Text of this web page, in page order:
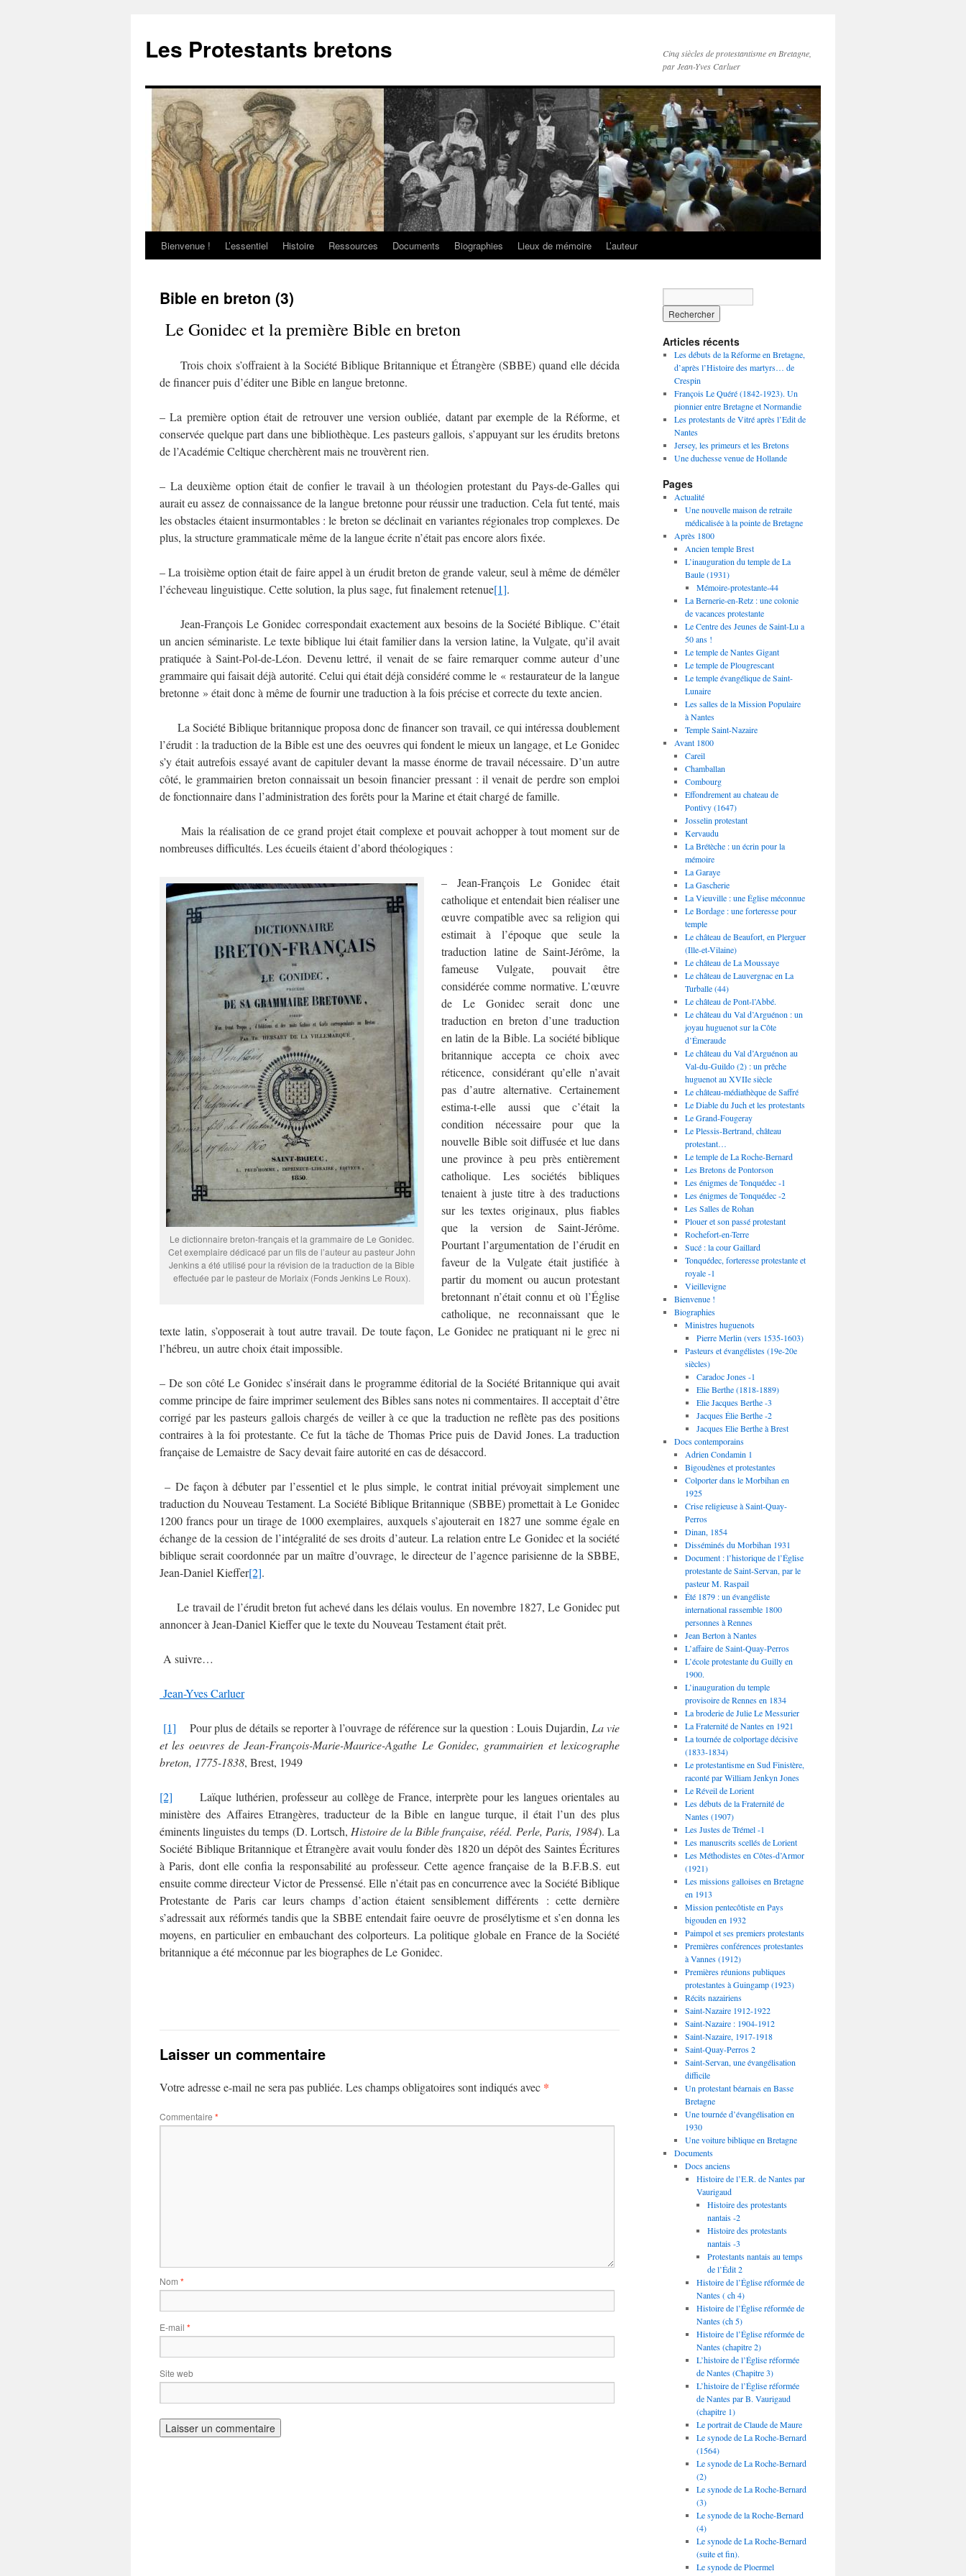
contenu
Les Protestants bretons
Cinq siècles de protestantisme en Bretagne,
par Jean-Yves Carluer
Bienvenue ! L’essentiel Histoire Ressources Documents Biographies Lieux de mémoire L’auteur
Bible en breton (3)
Le Gonidec et la première Bible en breton
Trois choix s’offraient à la Société Biblique Britannique et Étrangère (SBBE) quand elle décida
de financer puis d’éditer une Bible en langue bretonne.
– La première option était de retrouver une version oubliée, datant par exemple de la Réforme, et
conservée quelque part dans une bibliothèque. Les pasteurs gallois, s’appuyant sur les érudits bretons
de l’Académie Celtique cherchèrent mais ne trouvèrent rien.
– La deuxième option était de confier le travail à un théologien protestant du Pays-de-Galles qui
aurait eu assez de connaissance de la langue bretonne pour réussir une traduction. Cela fut tenté, mais
les obstacles étaient insurmontables : le breton se déclinait en variantes régionales trop complexes. De
plus, la structure grammaticale même de la langue écrite n’était pas encore alors fixée.
– La troisième option était de faire appel à un érudit breton de grande valeur, seul à même de démêler
l’écheveau linguistique. Cette solution, la plus sage, fut finalement retenue[1].
Jean-François Le Gonidec correspondait exactement aux besoins de la Société Biblique. C’était
un ancien séminariste. Le texte biblique lui était familier dans la version latine, la Vulgate, qu’il avait
pratiquée à Saint-Pol-de-Léon. Devenu lettré, il venait de se faire remarquer comme auteur d’une
grammaire qui faisait déjà autorité. Celui qui était déjà considéré comme le « restaurateur de la langue
bretonne » était donc à même de fournir une traduction à la fois précise et correcte du texte ancien.
La Société Biblique britannique proposa donc de financer son travail, ce qui intéressa doublement
l’érudit : la traduction de la Bible est une des oeuvres qui fondent le mieux un langage, et Le Gonidec
s’y était autrefois essayé avant de capituler devant la masse énorme de travail nécessaire. D’un autre
côté, le grammairien breton connaissait un besoin financier pressant : il venait de perdre son emploi
de fonctionnaire dans l’administration des forêts pour la Marine et était chargé de famille.
Mais la réalisation de ce grand projet était complexe et pouvait achopper à tout moment sur de
nombreuses difficultés. Les écueils étaient d’abord théologiques :
Le dictionnaire breton-français et la grammaire de Le Gonidec.
Cet exemplaire dédicacé par un fils de l’auteur au pasteur John
Jenkins a été utilisé pour la révision de la traduction de la Bible
effectuée par le pasteur de Morlaix (Fonds Jenkins Le Roux).
– Jean-François Le Gonidec était
catholique et entendait bien réaliser une
œuvre compatible avec sa religion qui
estimait à l’époque que seule la
traduction latine de Saint-Jérôme, la
fameuse Vulgate, pouvait être
considérée comme normative. L’œuvre
de Le Gonidec serait donc une
traduction en breton d’une traduction
en latin de la Bible. La société biblique
britannique accepta ce choix avec
réticence, considérant qu’elle n’avait
pas d’autre alternative. Certainement
estima-t-elle aussi que c’était la
condition nécessaire pour que la
nouvelle Bible soit diffusée et lue dans
une province à peu près entièrement
catholique. Les sociétés bibliques
tenaient à juste titre à des traductions
sur les textes originaux, plus fiables
que la version de Saint-Jérôme.
Pourtant l’argumentation de l’érudit en
faveur de la Vulgate était justifiée à
partir du moment ou aucun protestant
bretonnant n’était connu et où l’Église
catholique, ne reconnaissant que le
texte latin, s’opposerait à tout autre travail. De toute façon, Le Gonidec ne pratiquant ni le grec ni
l’hébreu, un autre choix était impossible.
– De son côté Le Gonidec s’insérait dans le programme éditorial de la Société Britannique qui avait
comme principe de faire imprimer seulement des Bibles sans notes ni commentaires. Il acceptait d’être
corrigé par les pasteurs gallois chargés de veiller à ce que la traduction ne reflète pas des positions
contraires à la foi protestante. Ce fut la tâche de Thomas Price puis de David Jones. La traduction
française de Lemaistre de Sacy devait faire autorité en cas de désaccord.
– De façon à débuter par l’essentiel et le plus simple, le contrat initial prévoyait simplement une
traduction du Nouveau Testament. La Société Biblique Britannique (SBBE) promettait à Le Gonidec
1200 francs pour un tirage de 1000 exemplaires, auxquels s’ajouterait en 1827 une somme égale en
échange de la cession de l’intégralité de ses droits d’auteur. La relation entre Le Gonidec et la société
biblique serait coordonnée par un maître d’ouvrage, le directeur de l’agence parisienne de la SBBE,
Jean-Daniel Kieffer[2].
Le travail de l’érudit breton fut achevé dans les délais voulus. En novembre 1827, Le Gonidec put
annoncer à Jean-Daniel Kieffer que le texte du Nouveau Testament était prêt.
A suivre…
Jean-Yves Carluer
[1] Pour plus de détails se reporter à l’ouvrage de référence sur la question : Louis Dujardin, La vie
et les oeuvres de Jean-François-Marie-Maurice-Agathe Le Gonidec, grammairien et lexicographe
breton, 1775-1838, Brest, 1949
[2] Laïque luthérien, professeur au collège de France, interprète pour les langues orientales au
ministère des Affaires Etrangères, traducteur de la Bible en langue turque, il était l’un des plus
éminents linguistes du temps (D. Lortsch, Histoire de la Bible française, rééd. Perle, Paris, 1984). La
Société Biblique Britannique et Étrangère avait voulu fonder dès 1820 un dépôt des Saintes Écritures
à Paris, dont elle confia la responsabilité au professeur. Cette agence française de la B.F.B.S. eut
ensuite comme directeur Victor de Pressensé. Elle n’était pas en concurrence avec la Société Biblique
Protestante de Paris car leurs champs d’action étaient sensiblement différents : cette dernière
s’adressait aux réformés tandis que la SBBE entendait faire oeuvre de prosélytisme et s’en donna les
moyens, en particulier en embauchant des colporteurs. La politique globale en France de la Société
britannique a été méconnue par les biographes de Le Gonidec.
Laisser un commentaire
Votre adresse e-mail ne sera pas publiée. Les champs obligatoires sont indiqués avec *
Commentaire *
Nom *
E-mail *
Site web
Articles récents
Les débuts de la Réforme en Bretagne,
d’après l’Histoire des martyrs… de
Crespin
François Le Quéré (1842-1923). Un
pionnier entre Bretagne et Normandie
Les protestants de Vitré après l’Edit de
Nantes
Jersey, les primeurs et les Bretons
Une duchesse venue de Hollande
Pages
Actualité
Une nouvelle maison de retraite
médicalisée à la pointe de Bretagne
Après 1800
Ancien temple Brest
L’inauguration du temple de La
Baule (1931)
Mémoire-protestante-44
La Bernerie-en-Retz : une colonie
de vacances protestante
Le Centre des Jeunes de Saint-Lu a
50 ans !
Le temple de Nantes Gigant
Le temple de Plougrescant
Le temple évangélique de Saint-
Lunaire
Les salles de la Mission Populaire
à Nantes
Temple Saint-Nazaire
Avant 1800
Careil
Chamballan
Combourg
Effondrement au chateau de
Pontivy (1647)
Josselin protestant
Kervaudu
La Brétèche : un écrin pour la
mémoire
La Garaye
La Gascherie
La Vieuville : une Église méconnue
Le Bordage : une forteresse pour
temple
Le château de Beaufort, en Plerguer
(Ille-et-Vilaine)
Le château de La Moussaye
Le château de Lauvergnac en La
Turballe (44)
Le château de Pont-l’Abbé.
Le château du Val d’Arguénon : un
joyau huguenot sur la Côte
d’Émeraude
Le château du Val d’Arguénon au
Val-du-Guildo (2) : un prêche
huguenot au XVIIe siècle
Le château-médiathèque de Saffré
Le Diable du Juch et les protestants
Le Grand-Fougeray
Le Plessis-Bertrand, château
protestant…
Le temple de La Roche-Bernard
Les Bretons de Pontorson
Les énigmes de Tonquédec -1
Les énigmes de Tonquédec -2
Les Salles de Rohan
Plouer et son passé protestant
Rochefort-en-Terre
Sucé : la cour Gaillard
Tonquédec, forteresse protestante et
royale -1
Vieillevigne
Bienvenue !
Biographies
Ministres huguenots
Pierre Merlin (vers 1535-1603)
Pasteurs et évangélistes (19e-20e
siècles)
Caradoc Jones -1
Elie Berthe (1818-1889)
Elie Jacques Berthe -3
Jacques Élie Berthe -2
Jacques Elie Berthe à Brest
Docs contemporains
Adrien Condamin 1
Bigoudènes et protestantes
Colporter dans le Morbihan en
1925
Crise religieuse à Saint-Quay-
Perros
Dinan, 1854
Disséminés du Morbihan 1931
Document : l’historique de l’Église
protestante de Saint-Servan, par le
pasteur M. Raspail
Été 1879 : un évangéliste
international rassemble 1800
personnes à Rennes
Jean Berton à Nantes
L’affaire de Saint-Quay-Perros
L’école protestante du Guilly en
1900.
L’inauguration du temple
provisoire de Rennes en 1834
La broderie de Julie Le Messurier
La Fraternité de Nantes en 1921
La tournée de colportage décisive
(1833-1834)
Le protestantisme en Sud Finistère,
raconté par William Jenkyn Jones
Le Réveil de Lorient
Les débuts de la Fraternité de
Nantes (1907)
Les Justes de Trémel -1
Les manuscrits scellés de Lorient
Les Méthodistes en Côtes-d’Armor
(1921)
Les missions galloises en Bretagne
en 1913
Mission pentecôtiste en Pays
bigouden en 1932
Paimpol et ses premiers protestants
Premières conférences protestantes
à Vannes (1912)
Premières réunions publiques
protestantes à Guingamp (1923)
Récits nazairiens
Saint-Nazaire 1912-1922
Saint-Nazaire : 1904-1912
Saint-Nazaire, 1917-1918
Saint-Quay-Perros 2
Saint-Servan, une évangélisation
difficile
Un protestant béarnais en Basse
Bretagne
Une tournée d’évangélisation en
1930
Une voiture biblique en Bretagne
Documents
Docs anciens
Histoire de l’E.R. de Nantes par
Vaurigaud
Histoire des protestants
nantais -2
Histoire des protestants
nantais -3
Protestants nantais au temps
de l’Édit 2
Histoire de l’Église réformée de
Nantes ( ch 4)
Histoire de l’Église réformée de
Nantes (ch 5)
Histoire de l’Église réformée de
Nantes (chapitre 2)
L’histoire de l’Église réformée
de Nantes (Chapitre 3)
L’histoire de l’Église réformée
de Nantes par B. Vaurigaud
(chapitre 1)
Le portrait de Claude de Maure
Le synode de La Roche-Bernard
(1564)
Le synode de La Roche-Bernard
(2)
Le synode de La Roche-Bernard
(3)
Le synode de la Roche-Bernard
(4)
Le synode de La Roche-Bernard
(suite et fin).
Le synode de Ploermel